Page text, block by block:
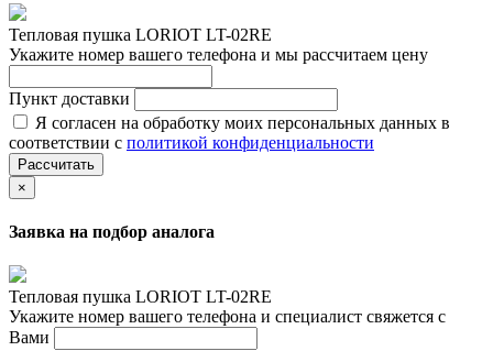
Тепловая пушка LORIOT LT-02RE
Укажите номер вашего телефона и мы рассчитаем цену
Пункт доставки
Я согласен на обработку моих персональных данных в
соответствии с политикой конфиденциальности
Рассчитать
×
Заявка на подбор аналога
Тепловая пушка LORIOT LT-02RE
Укажите номер вашего телефона и специалист свяжется с
Вами